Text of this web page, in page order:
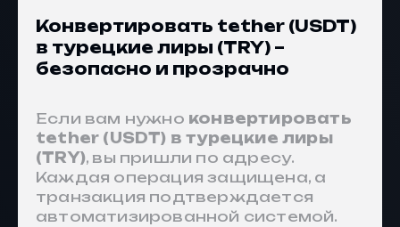
Конвертировать tether (USDT)
в турецкие лиры (TRY) –
безопасно и прозрачно
Если вам нужно конвертировать
tether (USDT) в турецкие лиры
(TRY), вы пришли по адресу.
Каждая операция защищена, а
транзакция подтверждается
автоматизированной системой.